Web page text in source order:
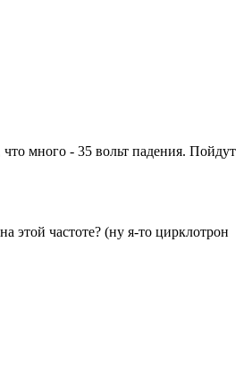
много - 35 вольт падения. Пойдут
этой частоте? (ну я-то цирклотрон